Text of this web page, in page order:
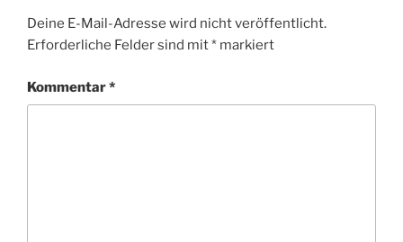
Deine E-Mail-Adresse wird nicht veröffentlicht.
Erforderliche Felder sind mit* markiert
Kommentar*